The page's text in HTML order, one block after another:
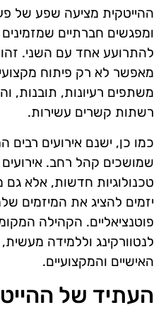
ההייטקית מציעה שפע של
ומפגשים חברתיים
להתרועע אחד עם השני. זהו
מאפשר לא רק פיתוח
משתפים רעיונות, תובנות,
רשתות קשרים עשירות.
כמו כן, ישנם אירועים רבים
שמושכים קהל רחב. אירועים
טכנולוגיות חדשות, אלא גם
יזמים להציג את המיזמים
פוטנציאליים. הקהילה
לנטוורקינג וללמידה
האישיים והמקצועיים.
העתיד של